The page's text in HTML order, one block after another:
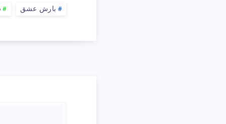
بارش عشق